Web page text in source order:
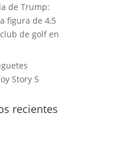
de Trump:
figura de 4,5
de golf en
Story 5
recientes